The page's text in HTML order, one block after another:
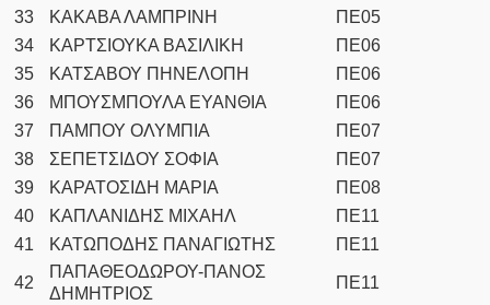
33
ΚΑΚΑΒΑ ΛΑΜΠΡΙΝΗ
ΠΕ05
34
ΚΑΡΤΣΙΟΥΚΑ ΒΑΣΙΛΙΚΗ
ΠΕ06
35
ΚΑΤΣΑΒΟΥ ΠΗΝΕΛΟΠΗ
ΠΕ06
36
ΜΠΟΥΣΜΠΟΥΛΑ ΕΥΑΝΘΙΑ
ΠΕ06
37
ΠΑΜΠΟΥ ΟΛΥΜΠΙΑ
ΠΕ07
38
ΣΕΠΕΤΣΙΔΟΥ ΣΟΦΙΑ
ΠΕ07
39
ΚΑΡΑΤΟΣΙΔΗ ΜΑΡΙΑ
ΠΕ08
40
ΚΑΠΛΑΝΙΔΗΣ ΜΙΧΑΗΛ
ΠΕ11
41
ΚΑΤΩΠΟΔΗΣ ΠΑΝΑΓΙΩΤΗΣ ΠΕ11
42
ΠΑΠΑΘΕΟΔΩΡΟΥ-ΠΑΝΟΣ
ΔΗΜΗΤΡΙΟΣ
ΠΕ11